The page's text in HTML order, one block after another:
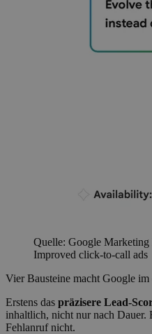
Quelle: Google
Improved click-to-call ads
Vier Bausteine macht Google
Erstens das präzisere Lead-
inhaltlich, nicht nur nach
Fehlanruf nicht.